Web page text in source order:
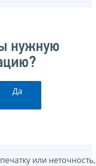
нужную
Да
или неточность,